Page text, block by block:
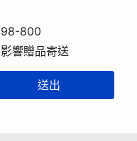
800
響贈品寄送
送出